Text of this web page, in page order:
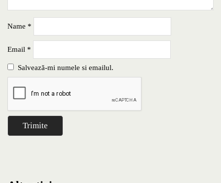
Name *
Email *
Salvează-mi numele si emailul.